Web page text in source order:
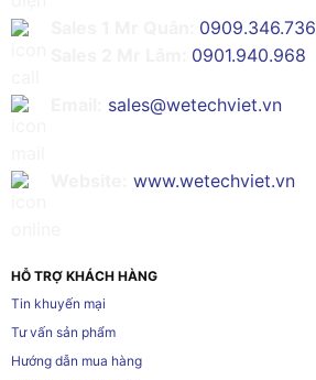
0909.346.736
0901.940.968
sales@wetechviet.vn
www.wetechviet.vn
HỖ TRỢ KHÁCH HÀNG
Tin khuyến mại
Tư vấn sản phẩm
Hướng dẫn mua hàng